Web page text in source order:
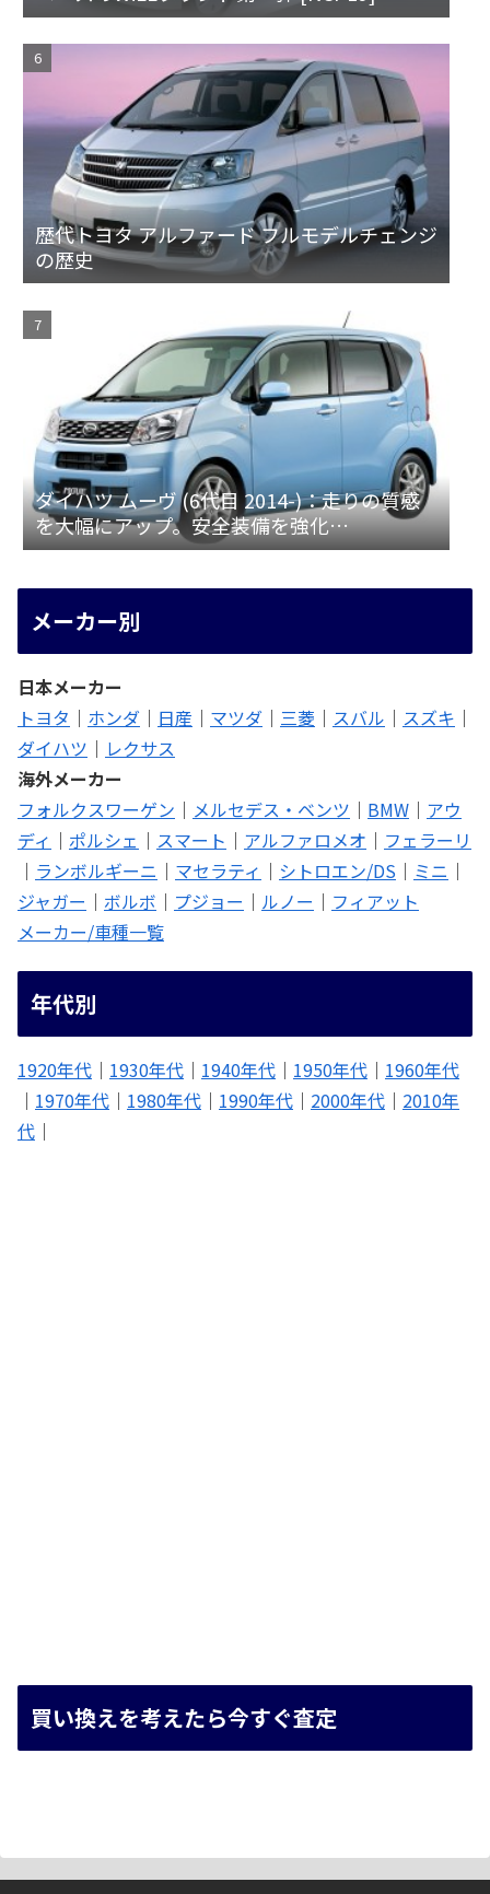
歴代トヨタ アルファード フルモデルチェンジ
の歴史
ダイハツ ムーヴ (6代目 2014-)：走りの質感
を大幅にアップ。安全装備を強化
[LA150/160S]
メーカー別
日本メーカー
トヨタ ｜ ホンダ ｜ 日産 ｜ マツダ ｜ 三菱 ｜ スバル ｜ スズキ ｜
ダイハツ ｜ レクサス
海外メーカー
フォルクスワーゲン ｜ メルセデス・ベンツ ｜ BMW ｜ アウ
ディ ｜ ポルシェ ｜ スマート ｜ アルファロメオ ｜ フェラーリ
｜ ランボルギーニ ｜ マセラティ ｜ シトロエン/DS ｜ ミニ ｜
ジャガー ｜ ボルボ ｜ プジョー ｜ ルノー ｜ フィアット
メーカー/車種一覧
年代別
1920年代 ｜ 1930年代 ｜ 1940年代 ｜ 1950年代 ｜ 1960年代
｜ 1970年代 ｜ 1980年代 ｜ 1990年代 ｜ 2000年代 ｜ 2010年
代 ｜
買い換えを考えたら今すぐ査定